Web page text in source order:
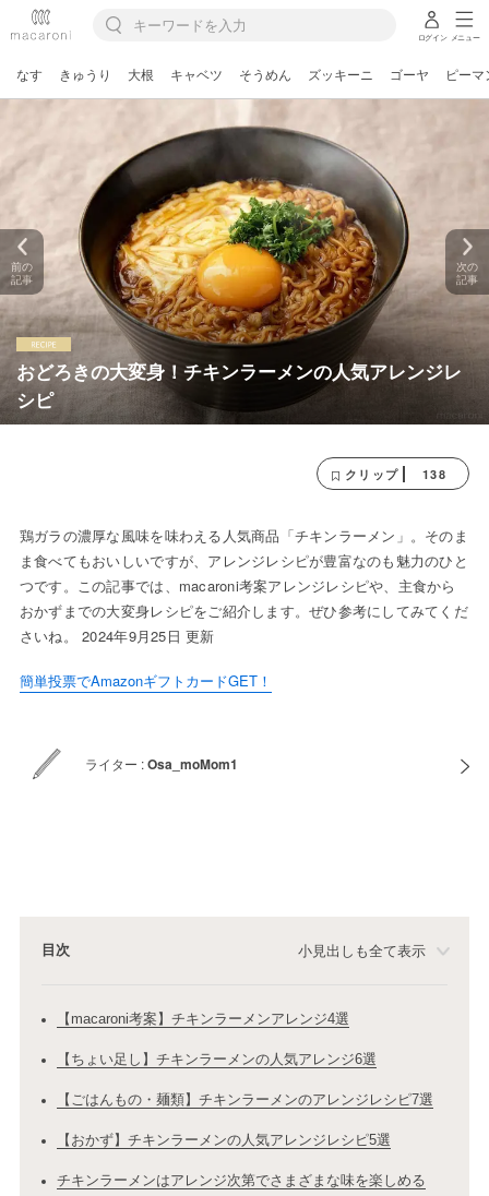
ログイン メニュー
なす きゅうり 大根 キャベツ そうめん ズッキーニ ゴーヤ ピーマ
おどろきの大変身！チキンラーメンの人気アレンジレ
シピ
前の
記事
次の
記事
クリップ 138
鶏ガラの濃厚な風味を味わえる人気商品「チキンラーメン」。そのま
ま食べてもおいしいですが、アレンジレシピが豊富なのも魅力のひと
つです。この記事では、macaroni考案アレンジレシピや、主食から
おかずまでの大変身レシピをご紹介します。ぜひ参考にしてみてくだ
さいね。 2024年9月25日 更新
簡単投票でAmazonギフトカードGET！
ライター :Osa_moMom1
目次 小見出しも全て表示
【macaroni考案】チキンラーメンアレンジ4選
【ちょい足し】チキンラーメンの人気アレンジ6選
【ごはんもの・麺類】チキンラーメンのアレンジレシピ7選
【おかず】チキンラーメンの人気アレンジレシピ5選
チキンラーメンはアレンジ次第でさまざまな味を楽しめる